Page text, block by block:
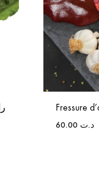
Fressure
د.ت